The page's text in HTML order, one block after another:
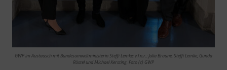
GWP im Austausch mit Bundesumweltministerin Steffi Lemke; v.l.n.r.: Julia Braune, Steffi Lemke, Gunda
Röstel und Michael Kersting, Foto (c) GWP